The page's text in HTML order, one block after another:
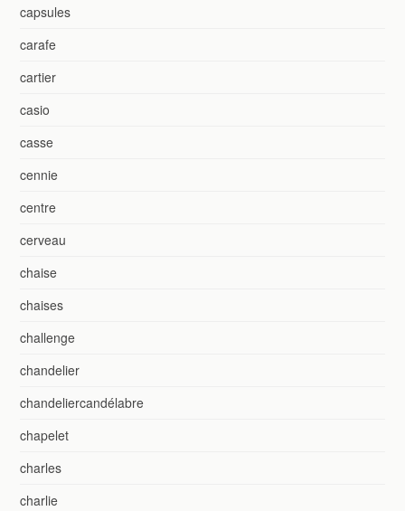
capsules
carafe
cartier
casio
casse
cennie
centre
cerveau
chaise
chaises
challenge
chandelier
chandeliercandélabre
chapelet
charles
charlie